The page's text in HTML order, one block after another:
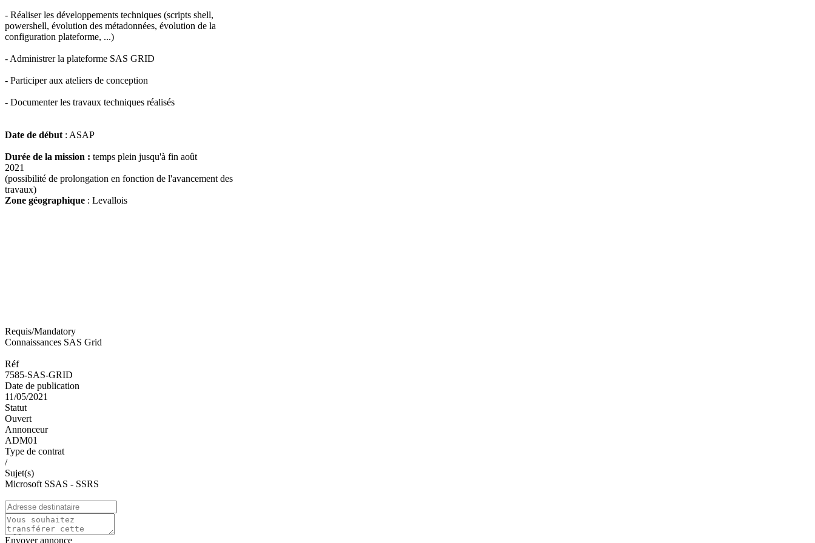
- Réaliser les développements techniques (scripts shell,
powershell, évolution des métadonnées, évolution de la
configuration plateforme, ...)
- Administrer la plateforme SAS GRID
- Participer aux ateliers de conception
- Documenter les travaux techniques réalisés
Date de début : ASAP
Durée de la mission : temps plein jusqu'à fin août
2021
(possibilité de prolongation en fonction de l'avancement des
travaux)
Zone géographique : Levallois
Requis/Mandatory
Connaissances SAS Grid
Réf
7585-SAS-GRID
Date de publication
11/05/2021
Statut
Ouvert
Annonceur
ADM01
Type de contrat
/
Sujet(s)
Microsoft SSAS - SSRS
Envoyer annonce